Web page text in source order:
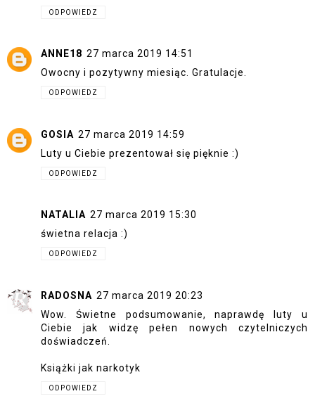
ODPOWIEDZ
ANNE18 27 marca 2019 14:51
Owocny i pozytywny miesiąc. Gratulacje.
ODPOWIEDZ
GOSIA 27 marca 2019 14:59
Luty u Ciebie prezentował się pięknie :)
ODPOWIEDZ
NATALIA 27 marca 2019 15:30
świetna relacja :)
ODPOWIEDZ
RADOSNA 27 marca 2019 20:23
Wow. Świetne podsumowanie, naprawdę luty u
Ciebie jak widzę pełen nowych czytelniczych
doświadczeń.
Książki jak narkotyk
ODPOWIEDZ